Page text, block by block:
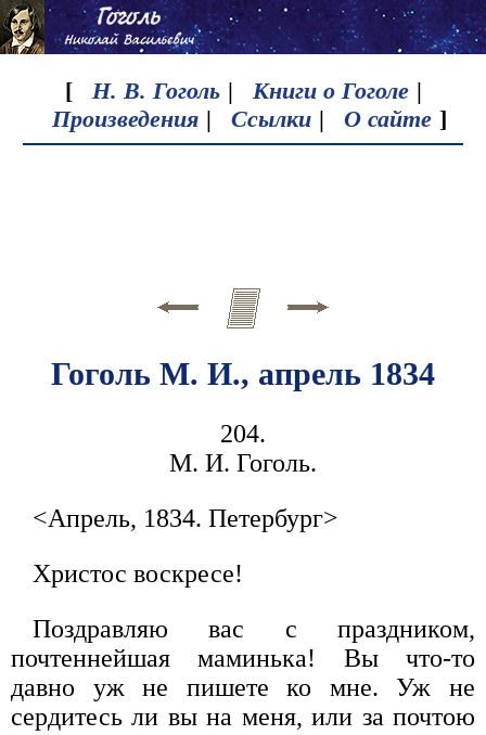
[ Н. В. Гоголь | Книги о Гоголе |
Произведения | Ссылки | О сайте ]
Гоголь М. И., апрель 1834
204.
М. И. Гоголь.
<Апрель, 1834. Петербург>
Христос воскресе!
Поздравляю вас с праздником,
почтеннейшая маминька! Вы что-то
давно уж не пишете ко мне. Уж не
сердитесь ли вы на меня, или за почтою